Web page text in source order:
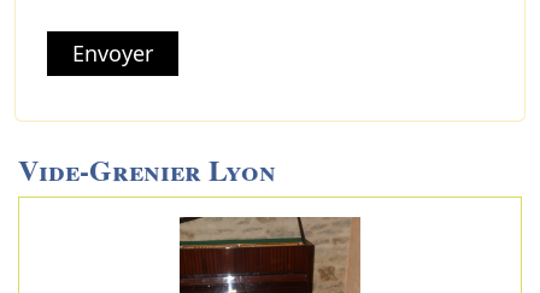
Envoyer
Vide-Grenier Lyon